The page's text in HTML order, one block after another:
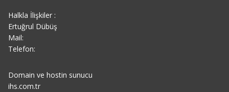
Halkla İlişkiler :
Ertuğrul Dübüş
Mail:
Telefon:
Domain ve hostin sunucu
ihs.com.tr